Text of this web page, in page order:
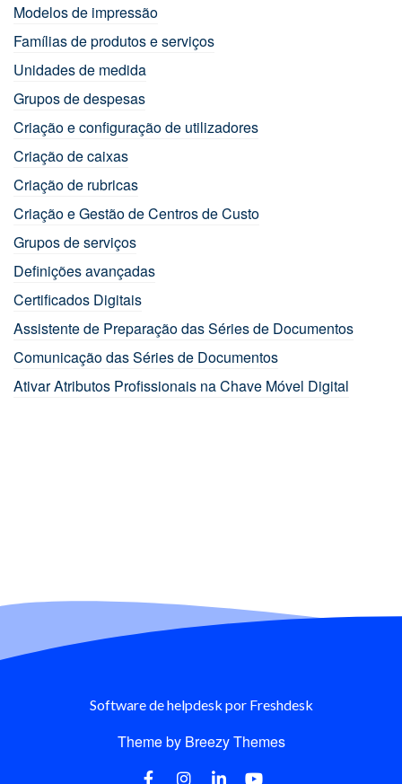
Modelos de impressão
Famílias de produtos e serviços
Unidades de medida
Grupos de despesas
Criação e configuração de utilizadores
Criação de caixas
Criação de rubricas
Criação e Gestão de Centros de Custo
Grupos de serviços
Definições avançadas
Certificados Digitais
Assistente de Preparação das Séries de Documentos
Comunicação das Séries de Documentos
Ativar Atributos Profissionais na Chave Móvel Digital
Software de helpdesk por Freshdesk
Theme by Breezy Themes